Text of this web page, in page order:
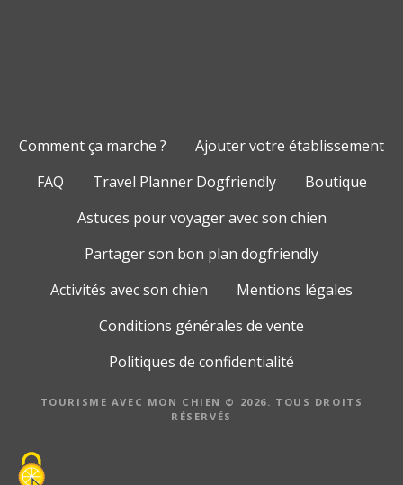
Comment ça marche ?
Ajouter votre établissement
FAQ
Travel Planner Dogfriendly
Boutique
Astuces pour voyager avec son chien
Partager son bon plan dogfriendly
Activités avec son chien
Mentions légales
Conditions générales de vente
Politiques de confidentialité
TOURISME AVEC MON CHIEN © 2026. TOUS DROITS
RÉSERVÉS